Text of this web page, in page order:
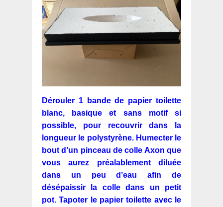
Dérouler 1 bande de papier toilette
blanc, basique et sans motif si
possible, pour recouvrir dans la
longueur le polystyrène. Humecter le
bout d’un pinceau de colle Axon que
vous aurez préalablement diluée
dans un peu d’eau afin de
désépaissir la colle dans un petit
pot. Tapoter le papier toilette avec le